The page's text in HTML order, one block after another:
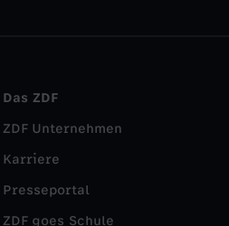
Das ZDF
ZDF Unternehmen
Karriere
Presseportal
ZDF goes Schule